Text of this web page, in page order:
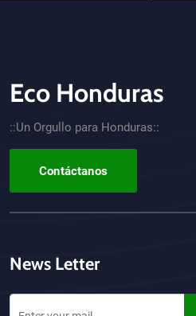
CTA - Footer
Eco Honduras
::Un Orgullo para Honduras::
Contáctanos
News Letter